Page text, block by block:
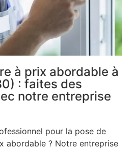
à prix abordable à
: faites des
notre entreprise
pour la pose de
abordable ? Notre entreprise